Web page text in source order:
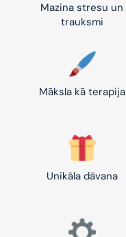
Mazina stresu un
trauksmi
Māksla kā terapija
Unikāla dāvana